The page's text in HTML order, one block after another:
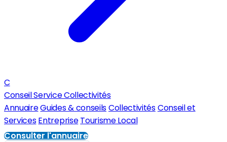
C
Conseil Service Collectivités
AnnuaireGuides & conseilsCollectivitésConseil et
ServicesEntreprise Tourisme Local
Consulter l'annuaire